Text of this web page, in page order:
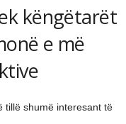
këngëtarët
e më
tillë shumë interesant të